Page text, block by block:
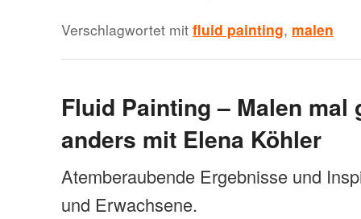
Verschlagwortet mit fluid painting, malen
Fluid Painting – Malen mal
anders mit Elena Köhler
Atemberaubende Ergebnisse und
und Erwachsene.